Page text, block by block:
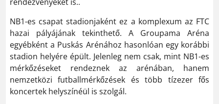
NB1-es csapat stadionjaként ez a komplexum az FTC
hazai pályájának tekinthető. A Groupama Aréna
egyébként a Puskás Arénához hasonlóan egy korábbi
stadion helyére épült. Jelenleg nem csak, mint NB1-es
mérkőzéseket rendeznek az arénában, hanem
nemzetközi futballmérkőzések és több tízezer fős
koncertek helyszínéül is szolgál.